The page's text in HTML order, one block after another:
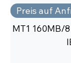
Preis auf
MT1 160MB/